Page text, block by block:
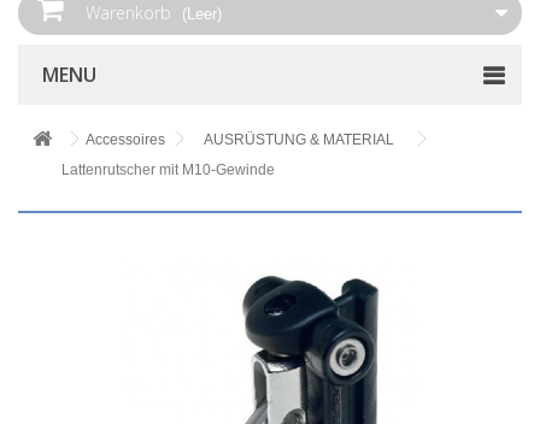
Warenkorb (Leer)
MENU
Accessoires
AUSRÜSTUNG & MATERIAL
Lattenrutscher mit M10-Gewinde